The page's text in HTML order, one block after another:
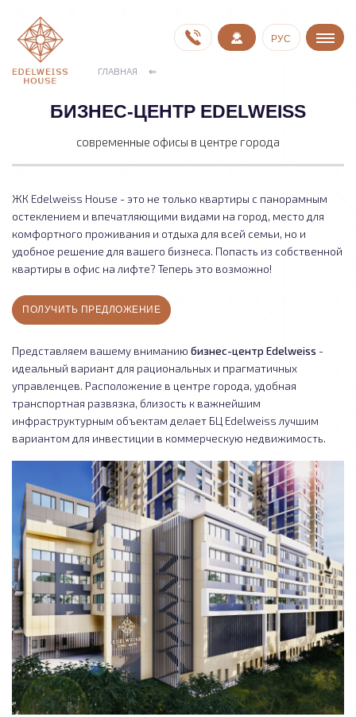
РУС
ГЛАВНАЯ
БИЗНЕС-ЦЕНТР EDELWEISS
современные офисы в центре города
ЖК Edelweiss House - это не только квартиры с панорамным
остеклением и впечатляющими видами на город, место для
комфортного проживания и отдыха для всей семьи, но и
удобное решение для вашего бизнеса. Попасть из собственной
квартиры в офис на лифте? Теперь это возможно!
ПОЛУЧИТЬ ПРЕДЛОЖЕНИЕ
Представляем вашему вниманию бизнес-центр Edelweiss -
идеальный вариант для рациональных и прагматичных
управленцев. Расположение в центре города, удобная
транспортная развязка, близость к важнейшим
инфраструктурным объектам делает БЦ Edelweiss лучшим
вариантом для инвестиции в коммерческую недвижимость.